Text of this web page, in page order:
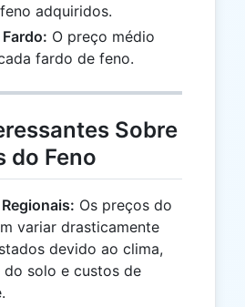
adquiridos.
O preço médio
fardo de feno.
Sobre
do Feno
Os preços do
variar drasticamente
devido ao clima,
solo e custos de